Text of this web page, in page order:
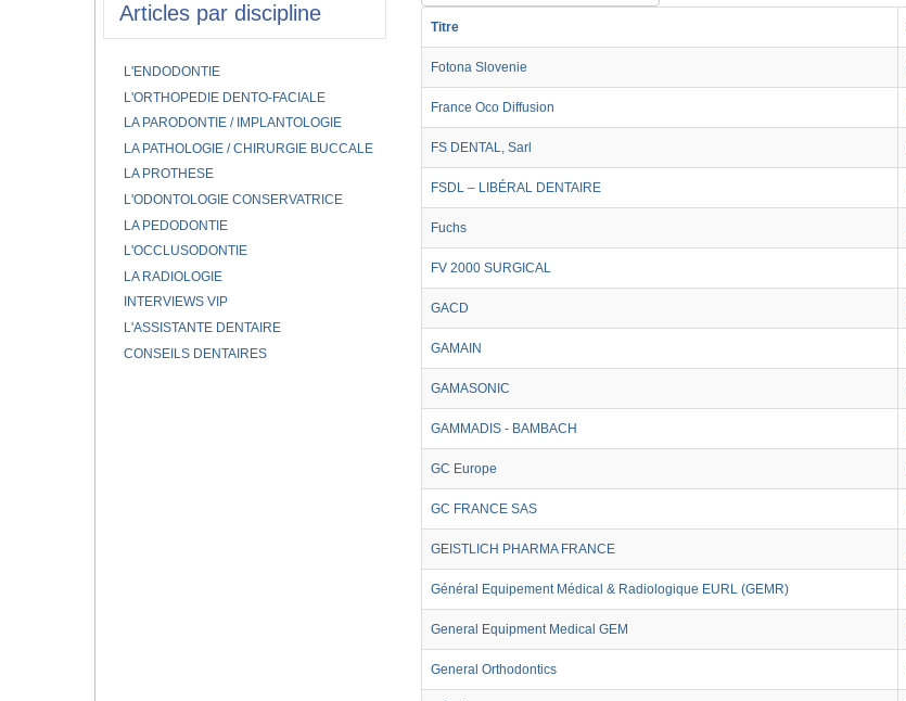
Titre
Fotona Slovenie
France Oco Diffusion
FS DENTAL, Sarl
FSDL – LIBÉRAL DENTAIRE
Fuchs
FV 2000 SURGICAL
GACD
GAMAIN
GAMASONIC
GAMMADIS - BAMBACH
GC Europe
GC FRANCE SAS
GEISTLICH PHARMA FRANCE
Général Equipement Médical & Radiologique EURL (GEMR)
General Equipment Medical GEM
General Orthodontics
Articles par discipline
L'ENDODONTIE
L'ORTHOPEDIE DENTO-FACIALE
LA PARODONTIE / IMPLANTOLOGIE
LA PATHOLOGIE / CHIRURGIE BUCCALE
LA PROTHESE
L'ODONTOLOGIE CONSERVATRICE
LA PEDODONTIE
L'OCCLUSODONTIE
LA RADIOLOGIE
INTERVIEWS VIP
L'ASSISTANTE DENTAIRE
CONSEILS DENTAIRES